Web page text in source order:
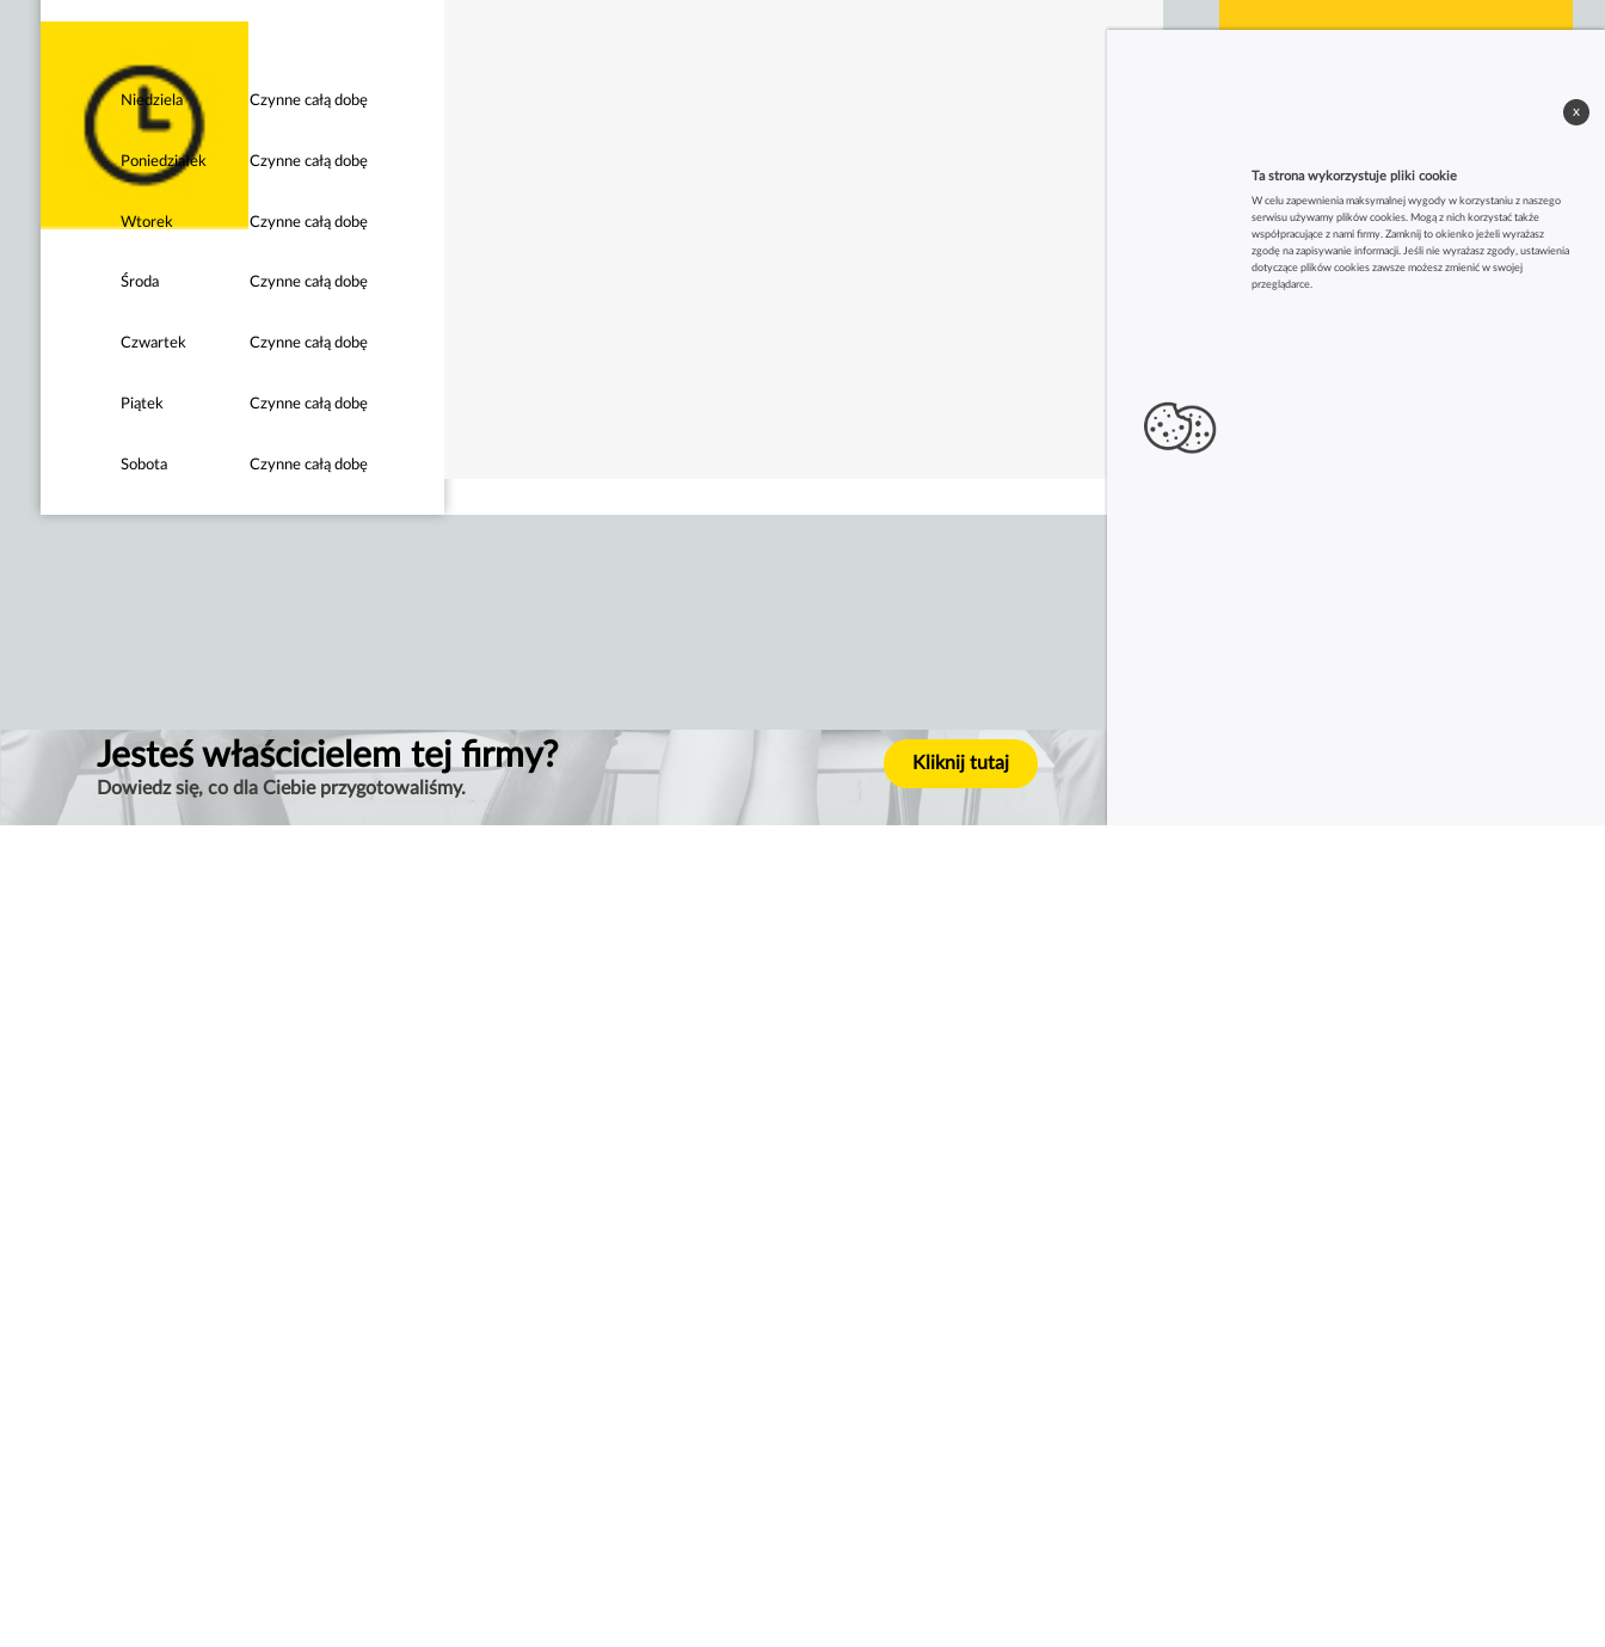
Niedziela Czynne całą dobę
Poniedziałek Czynne całą dobę
Wtorek Czynne całą dobę
Środa Czynne całą dobę
Czwartek Czynne całą dobę
Piątek Czynne całą dobę
Sobota Czynne całą dobę
Jesteś właścicielem tej firmy?
Dowiedz się, co dla Ciebie przygotowaliśmy.
Kliknij tutaj
Ta strona wykorzystuje pliki cookie
W celu zapewnienia maksymalnej wygody w korzystaniu z naszego
serwisu używamy plików cookies. Mogą z nich korzystać także
współpracujące z nami firmy. Zamknij to okienko jeżeli wyrażasz
zgodę na zapisywanie informacji. Jeśli nie wyrażasz zgody, ustawienia
dotyczące plików cookies zawsze możesz zmienić w swojej
przeglądarce.
x